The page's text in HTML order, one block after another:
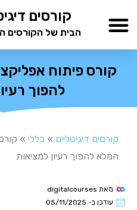
לתוכן
קורסים
הבית של הקורסים
קורס פיתוח
להפוך
קורסים דיגיטליים » כללי »
המלא להפוך רעיון למציאות
מאת
עודכן ב- 05/11/2025